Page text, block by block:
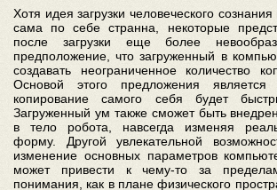
Хотя идея загрузки человеческого
сама по себе странна, некоторые
после загрузки еще более
предположение, что загруженный в
создавать неограниченное количество
Основой этого предложения является
копирование самого себя будет
Загруженный ум также сможет быть
в тело робота, навсегда изменяя
форму. Другой увлекательной
изменение основных параметров
может привести к чему-то за
понимания, как в плане физического